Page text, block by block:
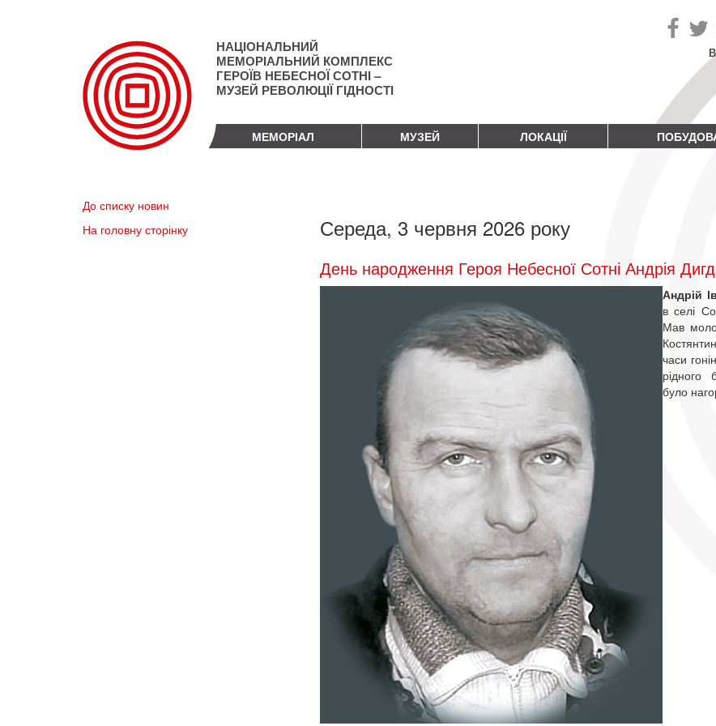
НАЦІОНАЛЬНИЙ
МЕМОРІАЛЬНИЙ КОМПЛЕКС
ГЕРОЇВ НЕБЕСНОЇ СОТНІ –
МУЗЕЙ РЕВОЛЮЦІЇ ГІДНОСТІ
МЕМОРІАЛ МУЗЕЙ ЛОКАЦІЇ
До списку новин
На головну сторінку
Середа, 3 червня 2026 року
День народження Героя Небесної Сотні Андрія
Андрій
в селі
Мав
часи
рідного
було